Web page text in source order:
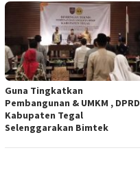
Guna Tingkatkan
Pembangunan & UMKM , DPRD
Kabupaten Tegal
Selenggarakan Bimtek